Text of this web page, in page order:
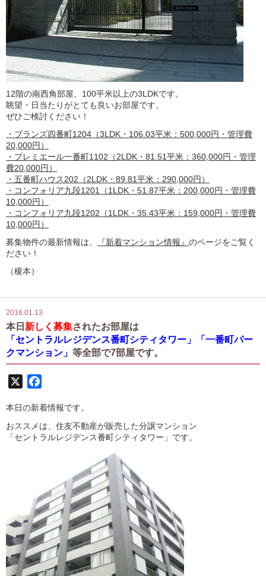
12階の南西角部屋、100平米以上の3LDKです。
眺望・日当たりがとても良いお部屋です。
ぜひご検討ください！
・ブランズ四番町1204（3LDK・106.03平米：500,000円・管理費
20,000円）
・プレミエール一番町1102（2LDK・81.51平米：360,000円・管理
費20,000円）
・五番町ハウス202（2LDK・89.81平米：290,000円）
・コンフォリア九段1201（1LDK・51.87平米：200,000円・管理費
10,000円）
・コンフォリア九段1202（1LDK・35.43平米：159,000円・管理費
10,000円）
募集物件の最新情報は、
『新着マンション情報』 のページをご覧く
ださい！
（榎本）
2016.01.13
本日 新しく募集されたお部屋は
「セントラルレジデンス番町シティタワー」「一番町パー
クマンション」 等全部で7部屋です。
本日の新着情報です。
おススメは、住友不動産が販売した分譲マンション
「セントラルレジデンス番町シティタワー」です。